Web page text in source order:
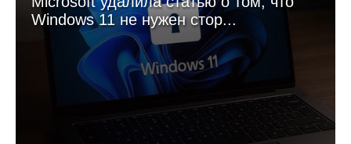
Windows 11 не нужен стор...